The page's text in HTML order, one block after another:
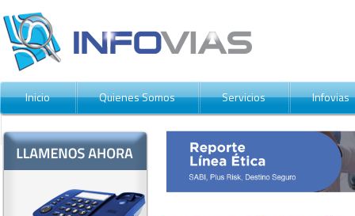
Inicio Quienes Somos Servicios
Infovias
Contáctenos